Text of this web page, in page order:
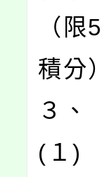
（
積分
３、
(１)